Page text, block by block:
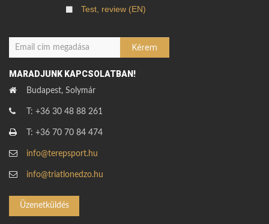
Test, review (EN)
MARADJUNK KAPCSOLATBAN!
Budapest, Solymár
T: +36 30 48 88 261
T: +36 70 70 84 474
info@terepsport.hu
info@triatlonedzo.hu
Üzenetküldés